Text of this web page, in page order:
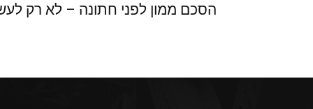
הסכם ממון לפני חתונה – לא רק